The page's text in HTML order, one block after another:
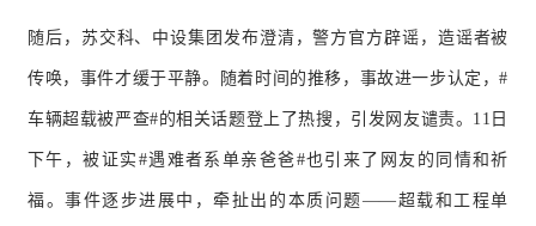
随后，苏交科、中设集团发布澄清，警方官方辟谣，造谣者被
传唤，事件才缓于平静。 随着时间的推移，事故进一步认定，#
车辆超载被严查#的相关话题登上了热搜，引发网友谴责。 11日
下午，被证实#遇难者系单亲爸爸#也引来了网友的同情和祈
福。事件逐步进展中，牵扯出的本质问题——超载和工程单